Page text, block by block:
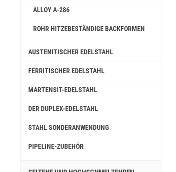
ALLOY A-286
ROHR HITZEBESTÄNDIGE BACKFORMEN
AUSTENITISCHER EDELSTAHL
FERRITISCHER EDELSTAHL
MARTENSIT-EDELSTAHL
DER DUPLEX-EDELSTAHL
STAHL SONDERANWENDUNG
PIPELINE-ZUBEHÖR